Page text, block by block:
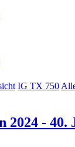
IG TX 750
2024 - 40.